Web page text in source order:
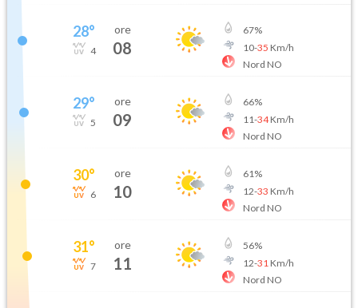
28°
4
ore
08
67%
10-35 Km/h
Nord NO
29°
5
ore
09
66%
11-34Km/h
Nord NO
30°
6
ore
10
61%
12-33 Km/h
Nord NO
31°
7
ore
11
56%
12-31 Km/h
Nord NO